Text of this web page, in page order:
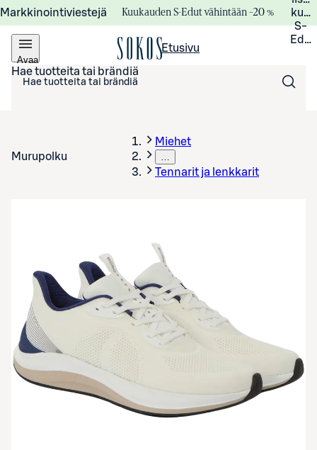
Markkinointiviestejä Kuukauden S-Edut vähintään –20 %
S-
Avaa
valikko
Etusivu
Hae tuotteita tai brändiä
Murupolku
Miehet
…
Tennarit ja lenkkarit
Avaa tuotekuva suurennettuna